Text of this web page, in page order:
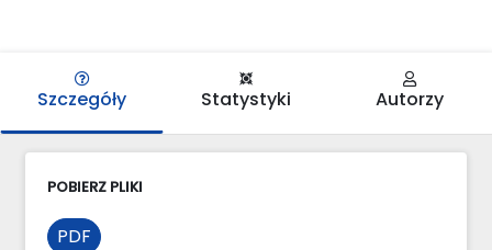
Szczegóły Statystyki Autorzy
POBIERZ PLIKI
PDF